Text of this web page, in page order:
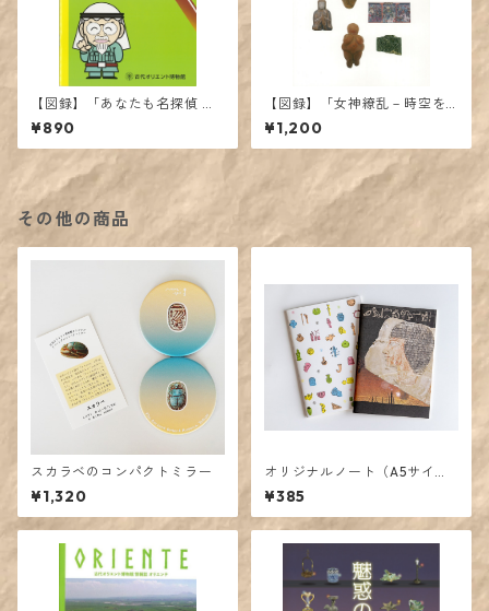
【図録】「あなたも名探偵 シ
リア発掘の現場から」展カタ
ログ
¥890
【図録】「女神繚乱－時空を
超えた女神たちの系譜－」展
カタログ
¥1,200
その他の商品
スカラベのコンパクトミラー
¥1,320
オリジナルノート（A5サイ
ズ）
¥385